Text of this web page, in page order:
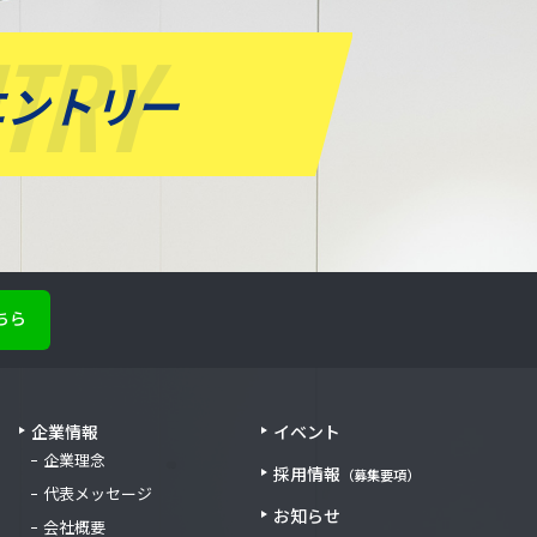
トリー
ら
企業情報
企業理念
代表メッセージ
会社概要
イベント
採用情報 （募集要項）
お知らせ